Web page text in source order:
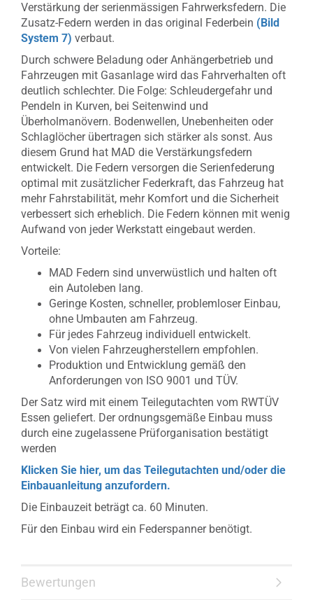
Verstärkung der serienmässigen Fahrwerksfedern. Die
Zusatz-Federn werden in das original Federbein (Bild
System 7) verbaut.
Durch schwere Beladung oder Anhängerbetrieb und
Fahrzeugen mit Gasanlage wird das Fahrverhalten oft
deutlich schlechter. Die Folge: Schleudergefahr und
Pendeln in Kurven, bei Seitenwind und
Überholmanövern. Bodenwellen, Unebenheiten oder
Schlaglöcher übertragen sich stärker als sonst. Aus
diesem Grund hat MAD die Verstärkungsfedern
entwickelt. Die Federn versorgen die Serienfederung
optimal mit zusätzlicher Federkraft, das Fahrzeug hat
mehr Fahrstabilität, mehr Komfort und die Sicherheit
verbessert sich erheblich. Die Federn können mit wenig
Aufwand von jeder Werkstatt eingebaut werden.
Vorteile:
MAD Federn sind unverwüstlich und halten oft
ein Autoleben lang.
Geringe Kosten, schneller, problemloser Einbau,
ohne Umbauten am Fahrzeug.
Für jedes Fahrzeug individuell entwickelt.
Von vielen Fahrzeugherstellern empfohlen.
Produktion und Entwicklung gemäß den
Anforderungen von ISO 9001 und TÜV.
Der Satz wird mit einem Teilegutachten vom RWTÜV
Essen geliefert. Der ordnungsgemäße Einbau muss
durch eine zugelassene Prüforganisation bestätigt
werden
Klicken Sie hier, um das Teilegutachten und/oder die
Einbauanleitung anzufordern.
Die Einbauzeit beträgt ca. 60 Minuten.
Für den Einbau wird ein Federspanner benötigt.
Bewertungen